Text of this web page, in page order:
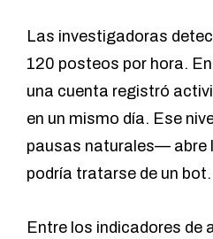
Las investigadoras
120 posteos por hora.
una cuenta registró
en un mismo día. Ese
pausas naturales— abre
podría tratarse de un bot.
Entre los indicadores de